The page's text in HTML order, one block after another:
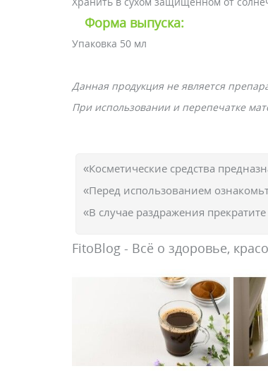
Форма выпуска:
Упаковка 50 мл
Данная продукция не является
При использовании и перепечатке
«Косметические средства
«Перед использованием
«В случае раздражения
FitoBlog - Всё о здоровье,